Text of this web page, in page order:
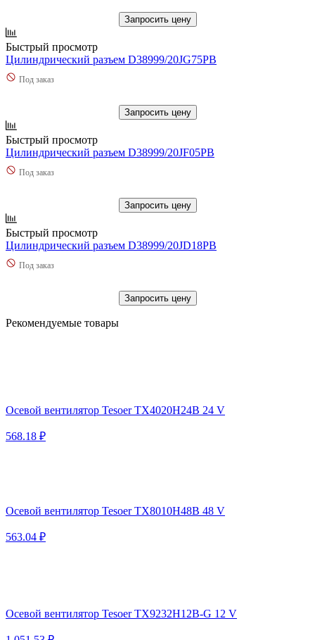
Запросить цену
Быстрый просмотр
Цилиндрический разъем D38999/20JG75PB
Под заказ
Запросить цену
Быстрый просмотр
Цилиндрический разъем D38999/20JF05PB
Под заказ
Запросить цену
Быстрый просмотр
Цилиндрический разъем D38999/20JD18PB
Под заказ
Запросить цену
Рекомендуемые товары
Осевой вентилятор Tesoer TX4020H24B 24 V
568.18 ₽
Осевой вентилятор Tesoer TX8010H48B 48 V
563.04 ₽
Осевой вентилятор Tesoer TX9232H12B-G 12 V